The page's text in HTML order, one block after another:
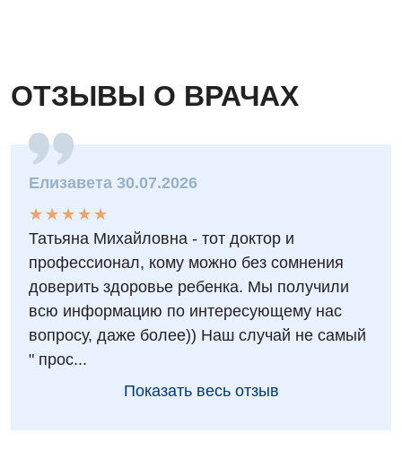
Детская дерматовенерология
Детская неврология
Детская ортопедия и травматология
Детская офтальмология
Детская урология
Детская хирургия
Детская эндокринология
ОТЗЫВЫ О ВРАЧАХ
Елизавета 30.07.2026
★
★
★
★
★
★ ★ ★ ★ ★
Татьяна Михайловна - тот доктор и
профессионал, кому можно без сомнения
доверить здоровье ребенка. Мы получили
всю информацию по интересующему нас
вопросу, даже более)) Наш случай не самый
" прос...
Показать весь отзыв